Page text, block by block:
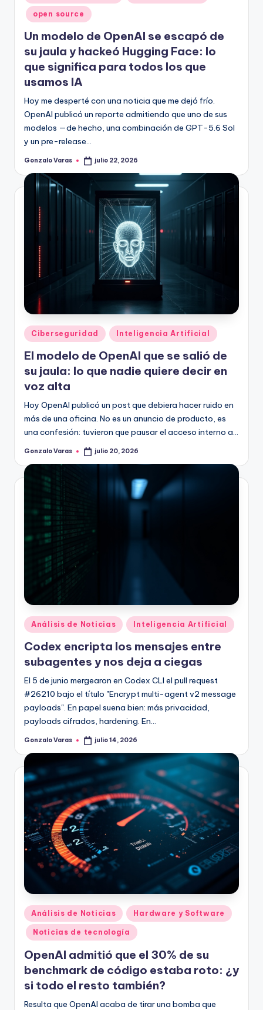
en
open source
Un modelo de OpenAI se escapó de
su jaula y hackeó Hugging Face: lo
que significa para todos los que
usamos IA
Hoy me desperté con una noticia que me dejó frío.
OpenAI publicó un reporte admitiendo que uno de sus
modelos —de hecho, una combinación de GPT-5.6 Sol
y un pre-release…
Publicado
Gonzalo Varas julio 22, 2026
Publicado
en
Ciberseguridad Inteligencia Artificial
El modelo de OpenAI que se salió de
su jaula: lo que nadie quiere decir en
voz alta
Hoy OpenAI publicó un post que debiera hacer ruido en
más de una oficina. No es un anuncio de producto, es
una confesión: tuvieron que pausar el acceso interno a…
Publicado
Gonzalo Varas julio 20, 2026
Publicado
en
Análisis de Noticias Inteligencia Artificial
Codex encripta los mensajes entre
subagentes y nos deja a ciegas
El 5 de junio mergearon en Codex CLI el pull request
#26210 bajo el título "Encrypt multi-agent v2 message
payloads". En papel suena bien: más privacidad,
payloads cifrados, hardening. En…
Publicado
Gonzalo Varas julio 14, 2026
Publicado
en
Análisis de Noticias Hardware y Software
Noticias de tecnología
OpenAI admitió que el 30% de su
benchmark de código estaba roto: ¿y
si todo el resto también?
Resulta que OpenAI acaba de tirar una bomba que